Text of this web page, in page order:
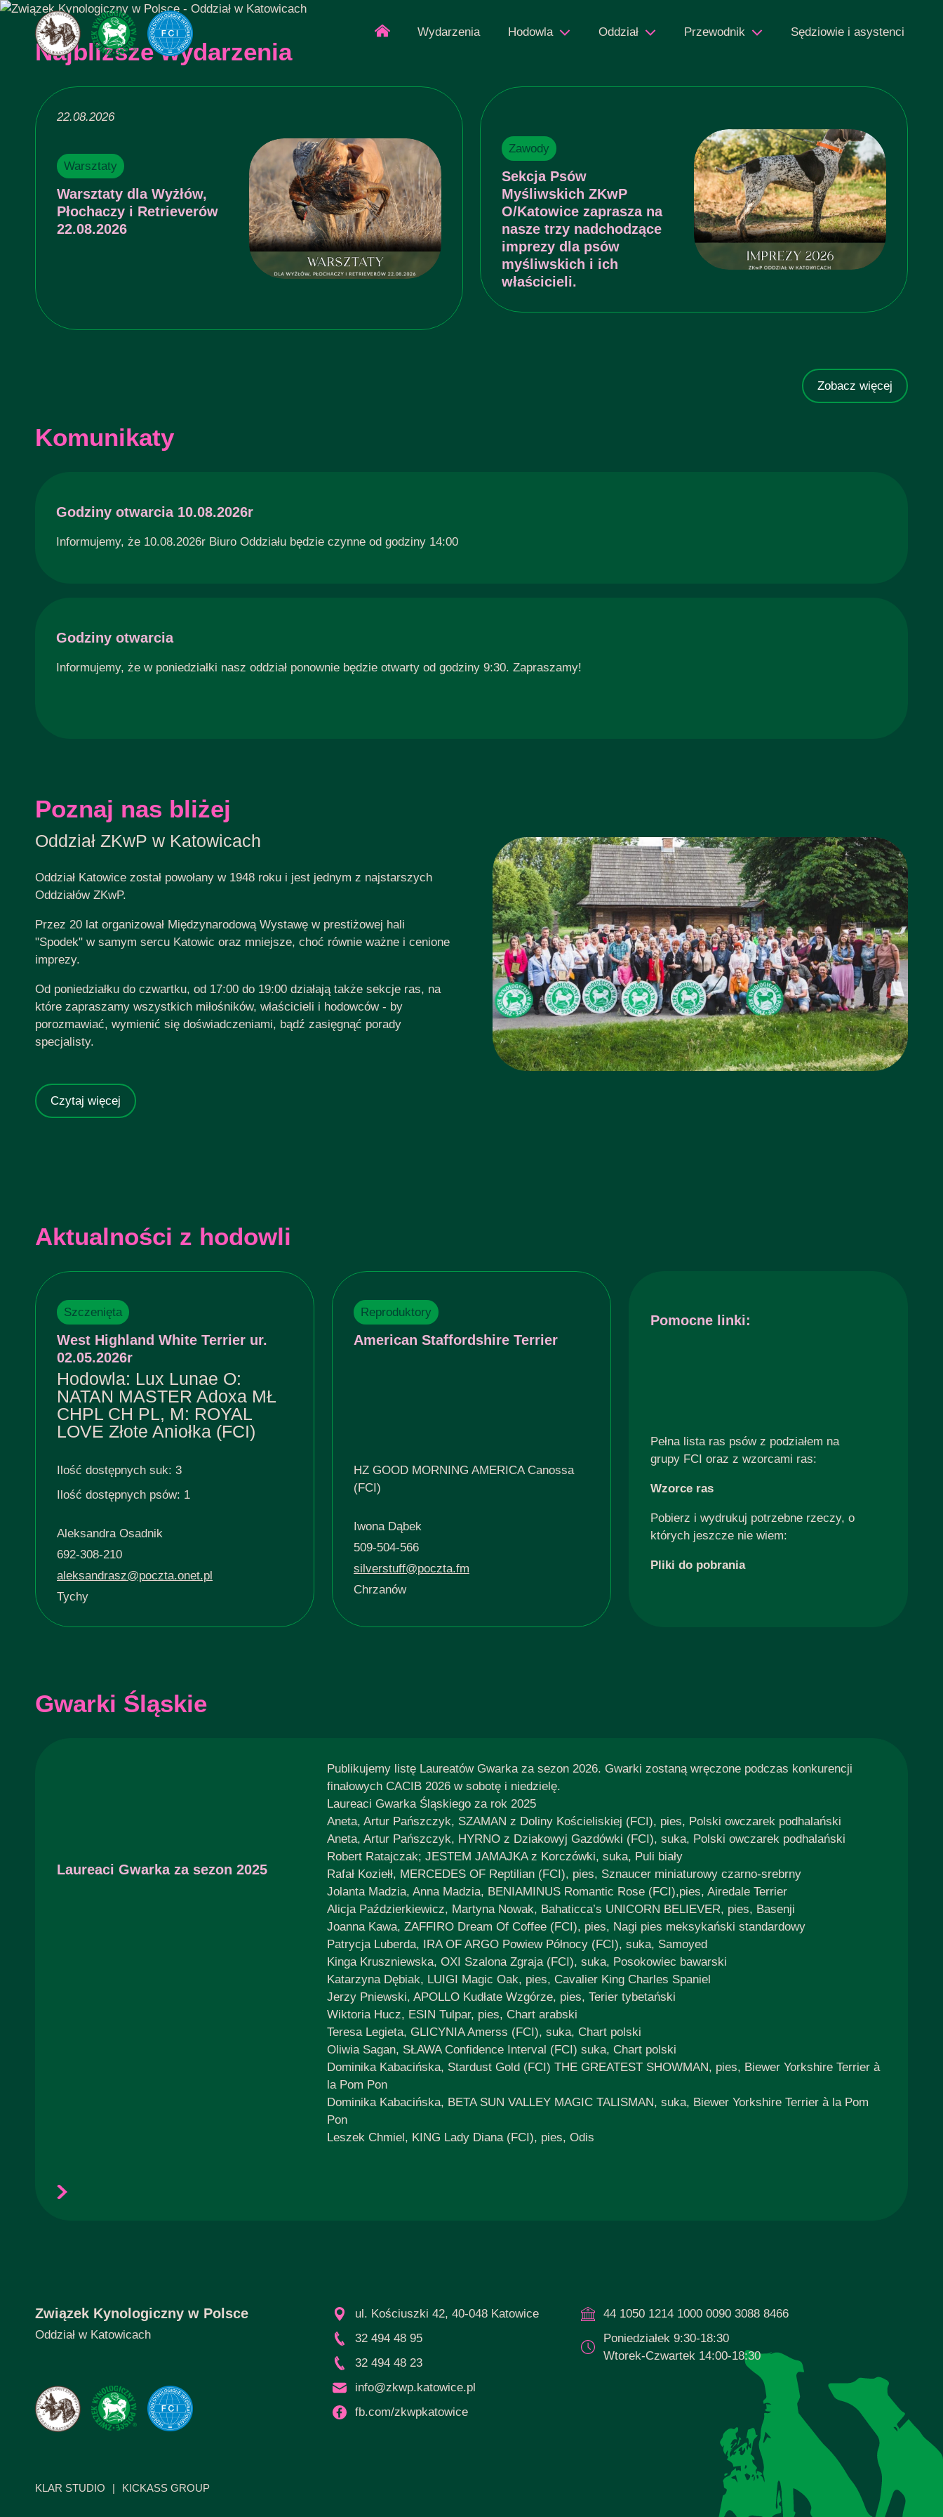
Wydarzenia Hodowla Oddział Przewodnik Sędziowie i asystenci
Najbliższe wydarzenia
22.08.2026
Warsztaty
Warsztaty dla Wyżłów,
Płochaczy i Retrieverów
22.08.2026
Zawody
Sekcja Psów
Myśliwskich ZKwP
O/Katowice zaprasza na
nasze trzy nadchodzące
imprezy dla psów
myśliwskich i ich
właścicieli.
Zobacz więcej
Komunikaty
Godziny otwarcia 10.08.2026r
Informujemy, że 10.08.2026r Biuro Oddziału będzie czynne od godziny 14:00
Godziny otwarcia
Informujemy, że w poniedziałki nasz oddział ponownie będzie otwarty od godziny 9:30. Zapraszamy!
Poznaj nas bliżej
Oddział ZKwP w Katowicach
Oddział Katowice został powołany w 1948 roku i jest jednym z najstarszych
Oddziałów ZKwP.
Przez 20 lat organizował Międzynarodową Wystawę w prestiżowej hali
"Spodek" w samym sercu Katowic oraz mniejsze, choć równie ważne i cenione
imprezy.
Od poniedziałku do czwartku, od 17:00 do 19:00 działają także sekcje ras, na
które zapraszamy wszystkich miłośników, właścicieli i hodowców - by
porozmawiać, wymienić się doświadczeniami, bądź zasięgnąć porady
specjalisty.
Czytaj więcej
Aktualności z hodowli
Szczenięta
West Highland White Terrier ur.
02.05.2026r
Hodowla: Lux Lunae O:
NATAN MASTER Adoxa MŁ
CHPL CH PL, M: ROYAL
LOVE Złote Aniołka (FCI)
Ilość dostępnych suk: 3
Ilość dostępnych psów: 1
Aleksandra Osadnik
692-308-210
aleksandrasz@poczta.onet.pl
Tychy
Reproduktory
American Staffordshire Terrier
HZ GOOD MORNING AMERICA Canossa
(FCI)
Iwona Dąbek
509-504-566
silverstuff@poczta.fm
Chrzanów
Pomocne linki:
Pełna lista ras psów z podziałem na
grupy FCI oraz z wzorcami ras:
Wzorce ras
Pobierz i wydrukuj potrzebne rzeczy, o
których jeszcze nie wiem:
Pliki do pobrania
Gwarki Śląskie
Laureaci Gwarka za sezon 2025
Publikujemy listę Laureatów Gwarka za sezon 2026. Gwarki zostaną wręczone podczas konkurencji
finałowych CACIB 2026 w sobotę i niedzielę.
Laureaci Gwarka Śląskiego za rok 2025
Aneta, Artur Pańszczyk, SZAMAN z Doliny Kościeliskiej (FCI), pies, Polski owczarek podhalański
Aneta, Artur Pańszczyk, HYRNO z Dziakowyj Gazdówki (FCI), suka, Polski owczarek podhalański
Robert Ratajczak; JESTEM JAMAJKA z Korczówki, suka, Puli biały
Rafał Koziełł, MERCEDES OF Reptilian (FCI), pies, Sznaucer miniaturowy czarno-srebrny
Jolanta Madzia, Anna Madzia, BENIAMINUS Romantic Rose (FCI),pies, Airedale Terrier
Alicja Paździerkiewicz, Martyna Nowak, Bahaticca’s UNICORN BELIEVER, pies, Basenji
Joanna Kawa, ZAFFIRO Dream Of Coffee (FCI), pies, Nagi pies meksykański standardowy
Patrycja Luberda, IRA OF ARGO Powiew Północy (FCI), suka, Samoyed
Kinga Kruszniewska, OXI Szalona Zgraja (FCI), suka, Posokowiec bawarski
Katarzyna Dębiak, LUIGI Magic Oak, pies, Cavalier King Charles Spaniel
Jerzy Pniewski, APOLLO Kudłate Wzgórze, pies, Terier tybetański
Wiktoria Hucz, ESIN Tulpar, pies, Chart arabski
Teresa Legieta, GLICYNIA Amerss (FCI), suka, Chart polski
Oliwia Sagan, SŁAWA Confidence Interval (FCI) suka, Chart polski
Dominika Kabacińska, Stardust Gold (FCI) THE GREATEST SHOWMAN, pies, Biewer Yorkshire Terrier à
la Pom Pon
Dominika Kabacińska, BETA SUN VALLEY MAGIC TALISMAN, suka, Biewer Yorkshire Terrier à la Pom
Pon
Leszek Chmiel, KING Lady Diana (FCI), pies, Odis
Związek Kynologiczny w Polsce
Oddział w Katowicach
ul. Kościuszki 42, 40-048 Katowice
32 494 48 95
32 494 48 23
info@zkwp.katowice.pl
fb.com/zkwpkatowice
44 1050 1214 1000 0090 3088 8466
Poniedziałek 9:30-18:30
Wtorek-Czwartek 14:00-18:30
KLAR STUDIO | KICKASS GROUP